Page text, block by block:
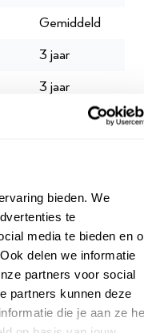
bieden. We
te
media te bieden en
delen we informatie
partners voor social
partners kunnen deze
die je aan ze
Gemiddeld
3 jaar
3 jaar
P041842